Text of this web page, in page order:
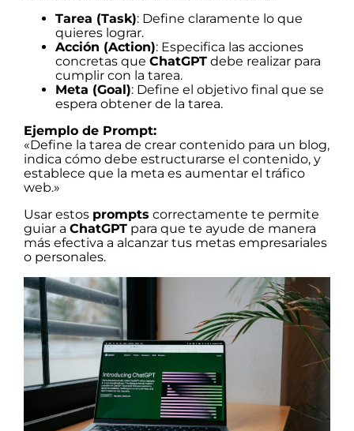
Tarea (Task): Define claramente lo que
quieres lograr.
Acción (Action): Especifica las acciones
concretas que ChatGPT debe realizar para
cumplir con la tarea.
Meta (Goal): Define el objetivo final que se
espera obtener de la tarea.
Ejemplo de Prompt:
«Define la tarea de crear contenido para un blog,
indica cómo debe estructurarse el contenido, y
establece que la meta es aumentar el tráfico
web.»
Usar estos prompts correctamente te permite
guiar a ChatGPT para que te ayude de manera
más efectiva a alcanzar tus metas empresariales
o personales.